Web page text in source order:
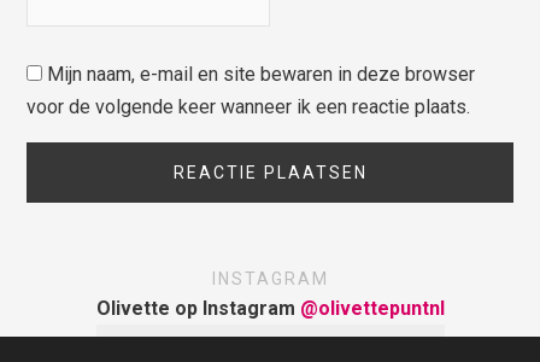
Mijn naam, e-mail en site bewaren in deze browser
voor de volgende keer wanneer ik een reactie plaats.
INSTAGRAM
Olivette op Instagram @olivettepuntnl